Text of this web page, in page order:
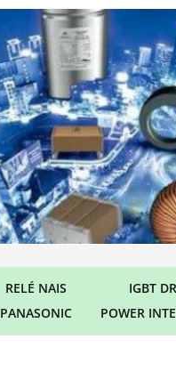
RELÉ NAIS
PANASONIC
IGBT
POWER